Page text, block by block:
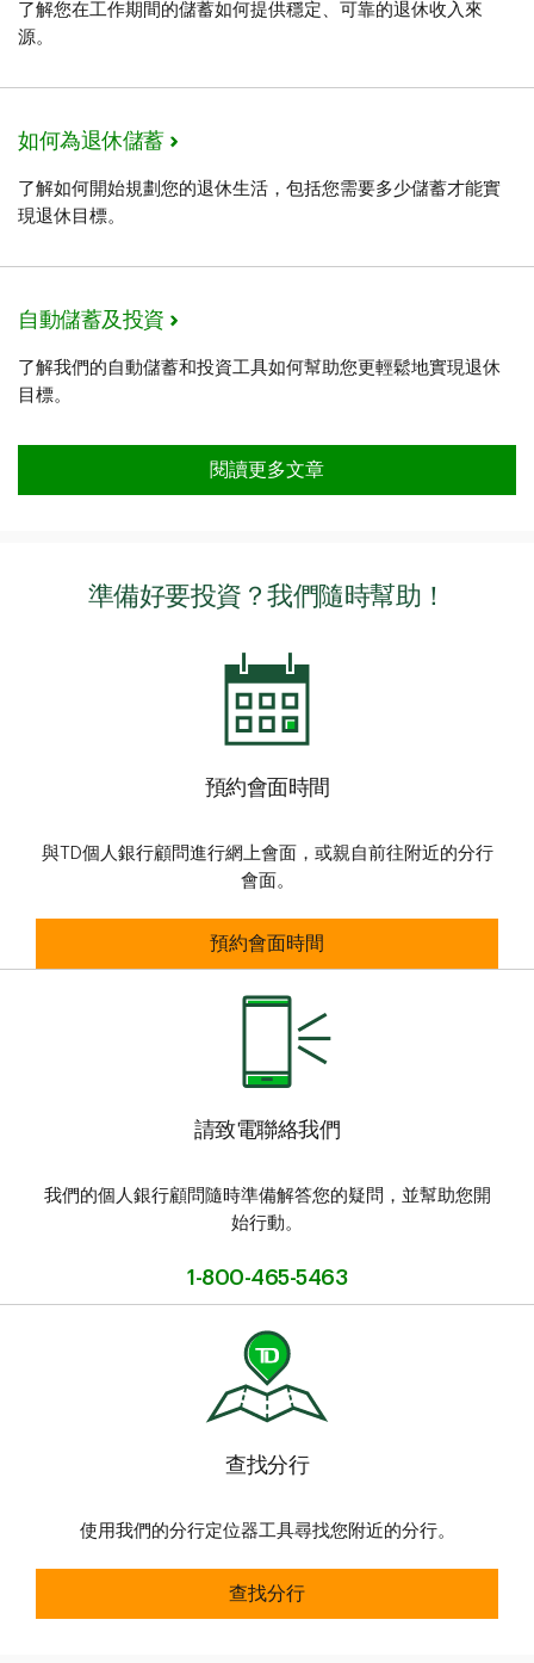
了解您在工作期間的儲蓄如何提供穩定、可靠的退休收入來
源。
如何為退休儲蓄
了解如何開始規劃您的退休生活，包括您需要多少儲蓄才能實
現退休目標。
自動儲蓄及投資
了解我們的自動儲蓄和投資工具如何幫助您更輕鬆地實現退休
目標。
閱讀更多文章
準備好要投資？我們隨時幫助！
預約會面時間
與TD個人銀行顧問進行網上會面，或親自前往附近的分行
會面。
預約會面時間
預約會面時間
請致電聯絡我們
我們的個人銀行顧問隨時準備解答您的疑問，並幫助您開
始行動。
1-800-465-5463
查找分行​​​​​​​
使用我們的分行定位器工具尋找您附近的分行。
查找分行​​​​​​​
查找分行​​​​​​​